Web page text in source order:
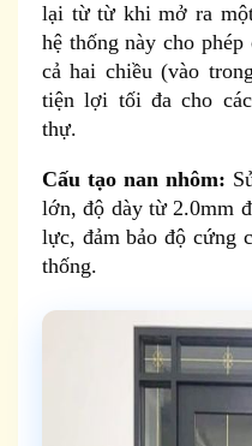
lại từ từ khi mở ra
hệ thống này cho
cả hai chiều (vào
tiện lợi tối đa cho
thự.
Cấu tạo nan nhôm:
lớn, độ dày từ 2.0mm
lực, đảm bảo độ cứng
thống.